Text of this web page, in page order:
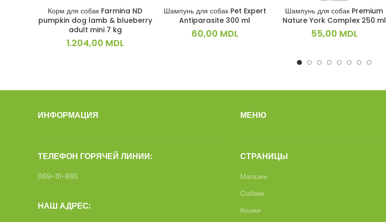
В КОРЗИНУ
Корм для собак Farmina ND
pumpkin dog lamb & blueberry
adult mini 7 kg
1.204,00 MDL
В КОРЗИНУ
Шампунь для собак Pet Expert
Antiparasite 300 ml
60,00 MDL
В КОРЗИНУ
Шампунь для собак Premium
Nature York Complex 250 ml
55,00 MDL
ИНФОРМАЦИЯ
ТЕЛЕФОН ГОРЯЧЕЙ ЛИНИИ:
069-111-865
НАШ АДРЕС:
МЕНЮ
СТРАНИЦЫ
Магазин
Собаки
Кошки